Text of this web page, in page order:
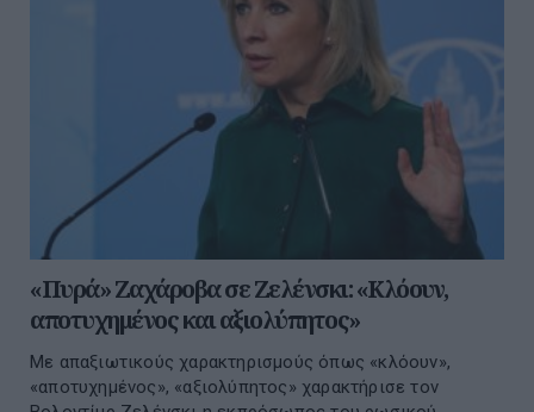
«Πυρά» Ζαχάροβα σε Ζελένσκι: «Κλόουν,
αποτυχημένος και αξιολύπητος»
Με απαξιωτικούς χαρακτηρισμούς όπως «κλόουν»,
«αποτυχημένος», «αξιολύπητος» χαρακτήρισε τον